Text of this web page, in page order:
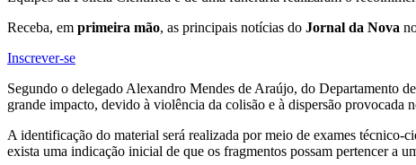
Receba, em primeira mão, as principais notícias do Jornal da Nova
Inscrever-se
Segundo o delegado Alexandro Mendes de Araújo, do Departamento
grande impacto, devido à violência da colisão e à dispersão provocada
A identificação do material será realizada por meio de exames
exista uma indicação inicial de que os fragmentos possam pertencer a